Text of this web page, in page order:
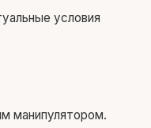
условия
манипулятором.